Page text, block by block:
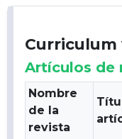
Curriculum
Artículos de
Nombre
de la
revista